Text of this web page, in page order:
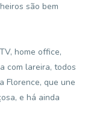
são bem
home office,
com lareira, todos
Florence, que une
e há ainda